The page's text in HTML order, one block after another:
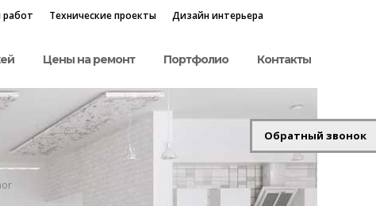
Технические проекты Дизайн интерьера
Цены на ремонт Портфолио Контакты
Обратный звонок